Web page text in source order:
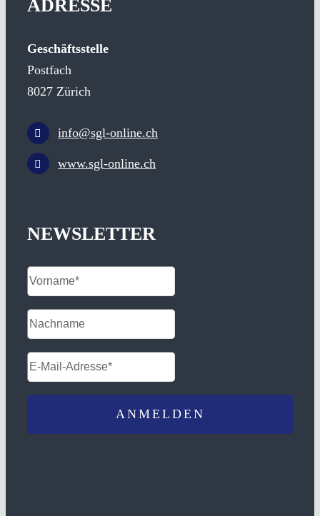
ADRESSE
Geschäftsstelle
Postfach
8027 Zürich
info@sgl-online.ch
www.sgl-online.ch
NEWSLETTER